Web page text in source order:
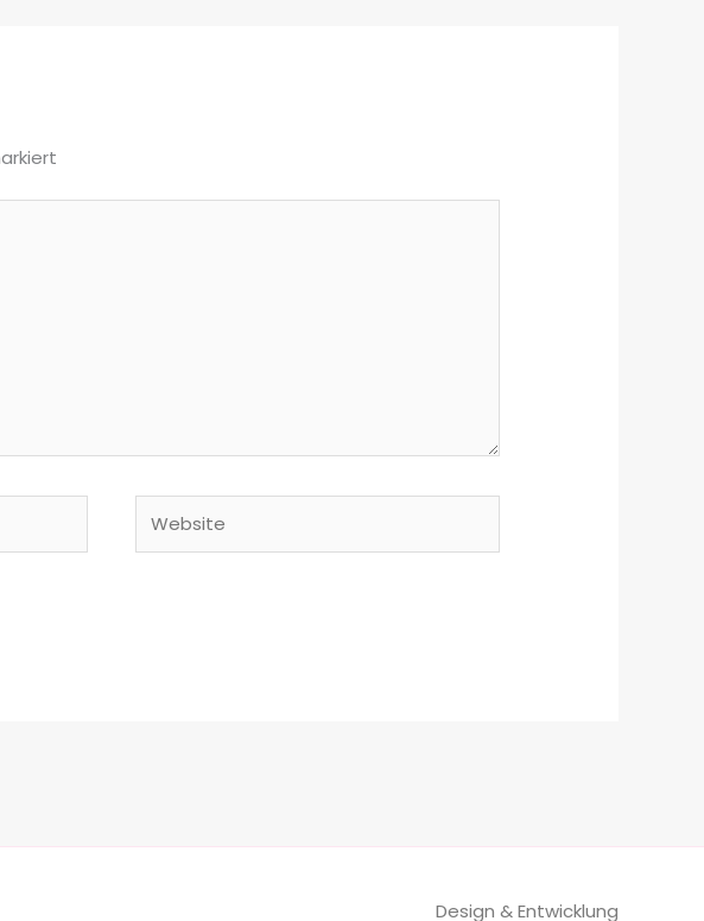
Design & Entwicklung